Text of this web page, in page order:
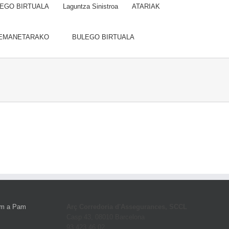
BIRTUALA Laguntza Sinistroa ATARIAK
BULEGO BIRTUALA